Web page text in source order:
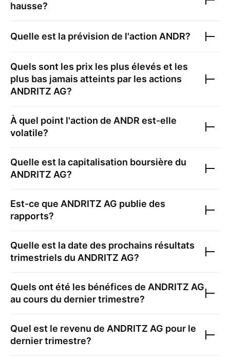
hausse?
Quelle est la prévision de l'action ANDR?
Quels sont les prix les plus élevés et les
plus bas jamais atteints par les actions
ANDRITZ AG?
À quel point l'action de ANDR est-elle
volatile?
Quelle est la capitalisation boursière du
ANDRITZ AG?
Est-ce que ANDRITZ AG publie des
rapports?
Quelle est la date des prochains résultats
trimestriels du ANDRITZ AG?
Quels ont été les bénéfices de ANDRITZ AG
au cours du dernier trimestre?
Quel est le revenu de ANDRITZ AG pour le
dernier trimestre?